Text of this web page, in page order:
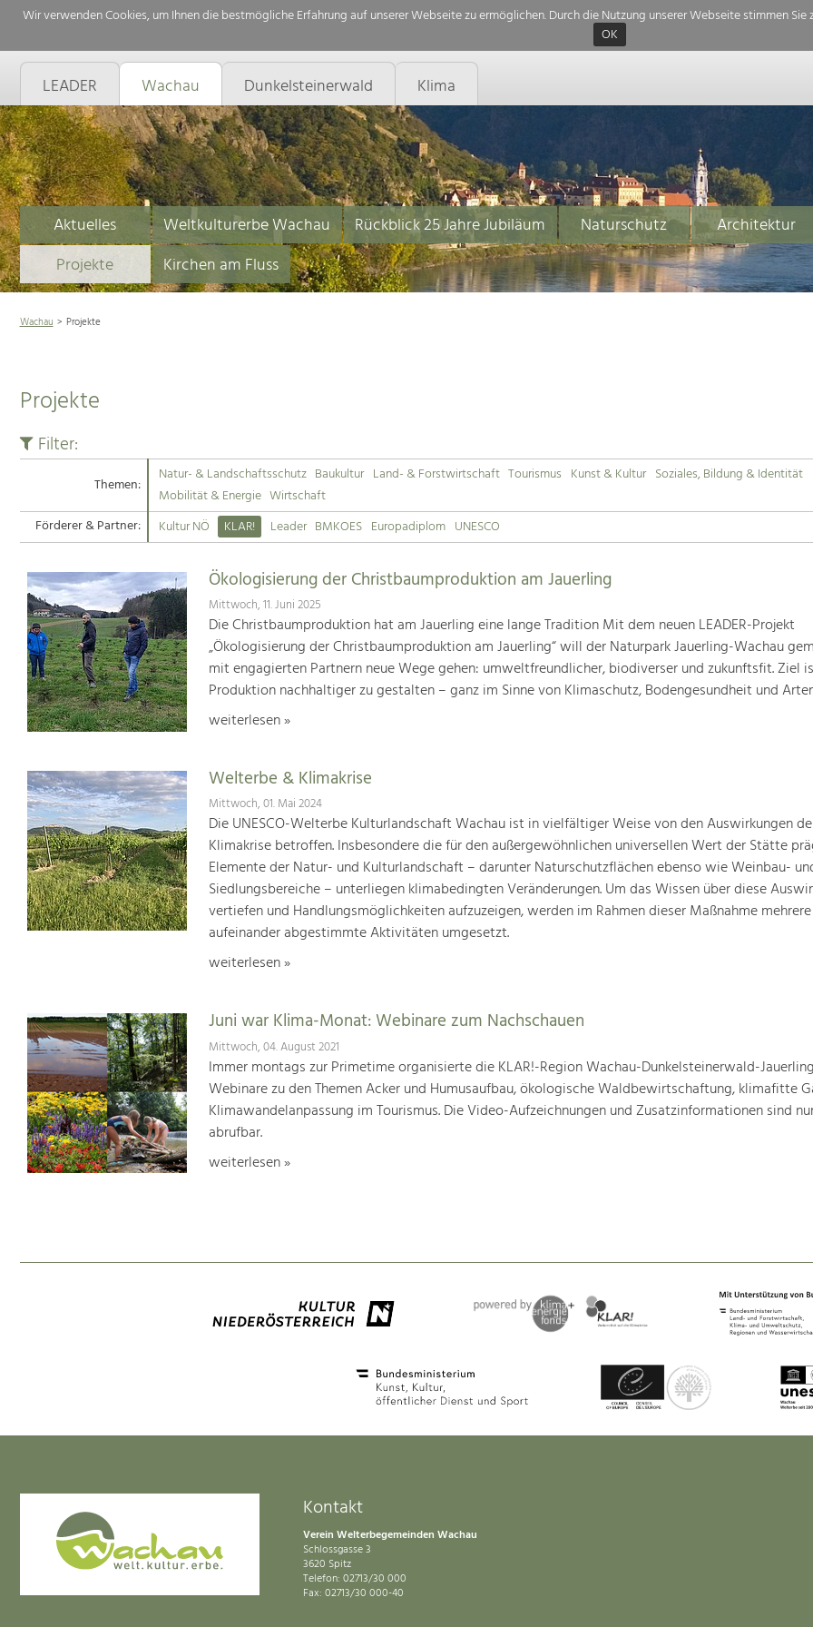
Wir verwenden Cookies, um Ihnen die bestmögliche Erfahrung auf unserer Webseite zu ermöglichen. Durch die Nutzung unserer Webseite stimmen
OK
LEADER Wachau Dunkelsteinerwald Klima
Aktuelles Weltkulturerbe Wachau Rückblick 25 Jahre Jubiläum Naturschutz Architektur
Projekte
Kirchen am Fluss
Wachau Projekte
Projekte
Filter:
Themen: Natur- & Landschaftsschutz Baukultur Land- & Forstwirtschaft Tourismus Kunst & Kultur Soziales, Bildung & Identität
Mobilität & Energie Wirtschaft
Förderer & Partner:
Kultur NÖ KLAR! Leader BMKOES Europadiplom UNESCO
Ökologisierung der Christbaumproduktion am Jauerling
Mittwoch, 11. Juni 2025
Die Christbaumproduktion hat am Jauerling eine lange Tradition Mit dem neuen LEADER-Projekt
„Ökologisierung der Christbaumproduktion am Jauerling“ will der Naturpark Jauerling-Wachau
mit engagierten Partnern neue Wege gehen: umweltfreundlicher, biodiverser und zukunftsfit. Ziel
Produktion nachhaltiger zu gestalten – ganz im Sinne von Klimaschutz, Bodengesundheit und
weiterlesen »
Welterbe & Klimakrise
Mittwoch, 01. Mai 2024
Die UNESCO-Welterbe Kulturlandschaft Wachau ist in vielfältiger Weise von den Auswirkungen
Klimakrise betroffen. Insbesondere die für den außergewöhnlichen universellen Wert der Stätte
Elemente der Natur- und Kulturlandschaft – darunter Naturschutzflächen ebenso wie Weinbau-
Siedlungsbereiche – unterliegen klimabedingten Veränderungen. Um das Wissen über diese
vertiefen und Handlungsmöglichkeiten aufzuzeigen, werden im Rahmen dieser Maßnahme mehrere
aufeinander abgestimmte Aktivitäten umgesetzt.
weiterlesen »
Juni war Klima-Monat: Webinare zum Nachschauen
Mittwoch, 04. August 2021
Immer montags zur Primetime organisierte die KLAR!-Region Wachau-Dunkelsteinerwald-
Webinare zu den Themen Acker und Humusaufbau, ökologische Waldbewirtschaftung, klimafitte
Klimawandelanpassung im Tourismus. Die Video-Aufzeichnungen und Zusatzinformationen sind
abrufbar.
weiterlesen »
Kontakt
Verein Welterbegemeinden Wachau
Schlossgasse 3
3620 Spitz
Telefon: 02713/30 000
Fax: 02713/30 000-40